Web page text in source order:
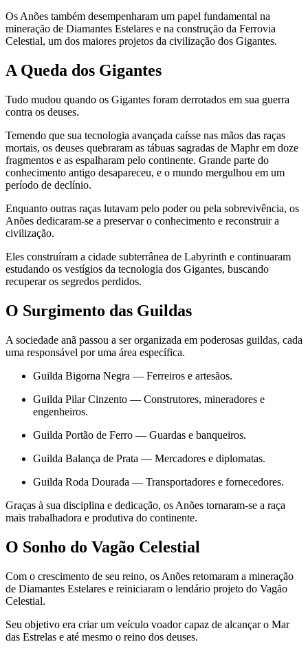
Os Anões também desempenharam um papel fundamental na
mineração de Diamantes Estelares e na construção da Ferrovia
Celestial, um dos maiores projetos da civilização dos Gigantes.
A Queda dos Gigantes
Tudo mudou quando os Gigantes foram derrotados em sua guerra
contra os deuses.
Temendo que sua tecnologia avançada caísse nas mãos das raças
mortais, os deuses quebraram as tábuas sagradas de Maphr em doze
fragmentos e as espalharam pelo continente. Grande parte do
conhecimento antigo desapareceu, e o mundo mergulhou em um
período de declínio.
Enquanto outras raças lutavam pelo poder ou pela sobrevivência, os
Anões dedicaram-se a preservar o conhecimento e reconstruir a
civilização.
Eles construíram a cidade subterrânea de Labyrinth e continuaram
estudando os vestígios da tecnologia dos Gigantes, buscando
recuperar os segredos perdidos.
O Surgimento das Guildas
A sociedade anã passou a ser organizada em poderosas guildas, cada
uma responsável por uma área específica.
Guilda Bigorna Negra — Ferreiros e artesãos.
Guilda Pilar Cinzento — Construtores, mineradores e
engenheiros.
Guilda Portão de Ferro — Guardas e banqueiros.
Guilda Balança de Prata — Mercadores e diplomatas.
Guilda Roda Dourada — Transportadores e fornecedores.
Graças à sua disciplina e dedicação, os Anões tornaram-se a raça
mais trabalhadora e produtiva do continente.
O Sonho do Vagão Celestial
Com o crescimento de seu reino, os Anões retomaram a mineração
de Diamantes Estelares e reiniciaram o lendário projeto do Vagão
Celestial.
Seu objetivo era criar um veículo voador capaz de alcançar o Mar
das Estrelas e até mesmo o reino dos deuses.